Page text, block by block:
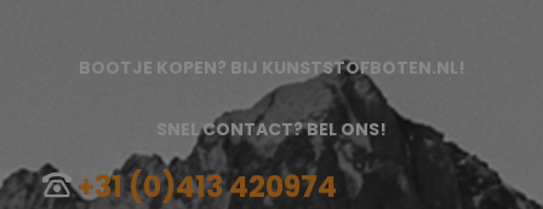
BOOTJE KOPEN? BIJ KUNSTSTOFBOTEN.NL!
SNEL CONTACT? BEL ONS!
+31 (0)413 420974